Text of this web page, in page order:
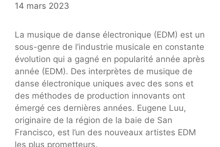
14 mars 2023
La musique de danse électronique (EDM) est un
sous-genre de l’industrie musicale en constante
évolution qui a gagné en popularité année après
année (EDM). Des interprètes de musique de
danse électronique uniques avec des sons et
des méthodes de production innovants ont
émergé ces dernières années. Eugene Luu,
originaire de la région de la baie de San
Francisco, est l’un des nouveaux artistes EDM
les plus prometteurs.